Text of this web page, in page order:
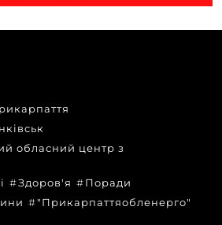
обласний центр з
Здоров'я
Поради
"Прикарпаттяобленерго"